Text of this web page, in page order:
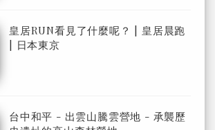
皇居RUN看見了什麼呢？ | 皇居晨跑
| 日本東京
台中和平 - 出雲山騰雲營地 - 承襲歷